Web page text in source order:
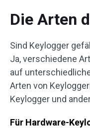
Die Arten
Sind Keylogger
Ja, verschiedene
auf
Arten von
Keylogger und
Für Hardware-